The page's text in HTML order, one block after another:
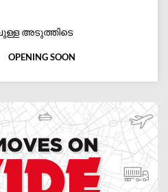
അടുത്തിടെ
OPENING SOON